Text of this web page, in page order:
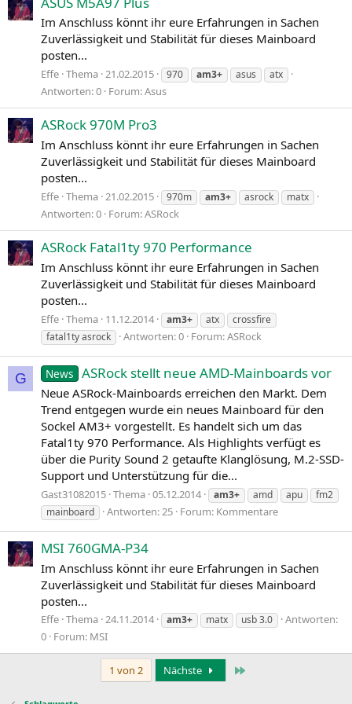
Im Anschluss könnt ihr eure Erfahrungen in Sachen
Zuverlässigkeit und Stabilität für dieses Mainboard
posten...
Effe Thema 21.02.2015 970 am3+ asus atx
Antworten: 0 Forum:Asus
ASRock 970M Pro3
Im Anschluss könnt ihr eure Erfahrungen in Sachen
Zuverlässigkeit und Stabilität für dieses Mainboard
posten...
Effe Thema 21.02.2015 970m am3+ asrock matx
Antworten: 0 Forum:ASRock
ASRock Fatal1ty 970 Performance
Im Anschluss könnt ihr eure Erfahrungen in Sachen
Zuverlässigkeit und Stabilität für dieses Mainboard
posten...
Effe Thema 11.12.2014 am3+ atx
crossfire
fatal1ty asrock
Antworten: 0 Forum:ASRock
G News ASRock stellt neue AMD-Mainboards vor
Neue ASRock-Mainboards erreichen den Markt. Dem
Trend entgegen wurde ein neues Mainboard für den
Sockel AM3+ vorgestellt. Es handelt sich um das
Fatal1ty 970 Performance. Als Highlights verfügt es
über die Purity Sound 2 getaufte Klanglösung, M.2‑SSD-
Support und Unterstützung für die...
Gast31082015 Thema 05.12.2014 am3+ amd apu
fm2
mainboard
Antworten: 25 Forum: Kommentare
MSI 760GMA-P34
Im Anschluss könnt ihr eure Erfahrungen in Sachen
Zuverlässigkeit und Stabilität für dieses Mainboard
posten...
Effe Thema 24.11.2014 am3+ matx usb 3.0
Antworten:
0 Forum: MSI
1 von 2 Nächste